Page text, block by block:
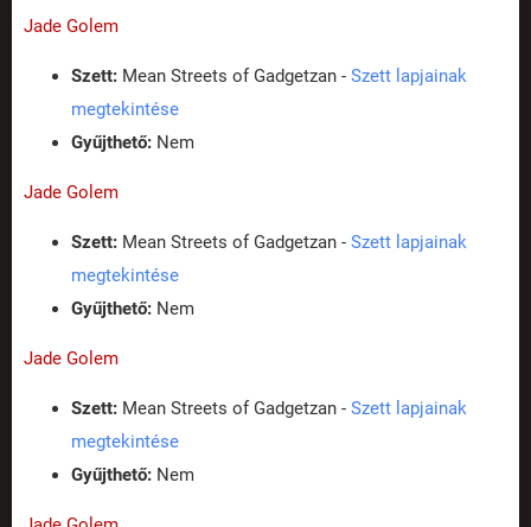
Jade Golem
Szett: Mean Streets of Gadgetzan - Szett lapjainak
megtekintése
Gyűjthető: Nem
Jade Golem
Szett: Mean Streets of Gadgetzan - Szett lapjainak
megtekintése
Gyűjthető: Nem
Jade Golem
Szett: Mean Streets of Gadgetzan - Szett lapjainak
megtekintése
Gyűjthető: Nem